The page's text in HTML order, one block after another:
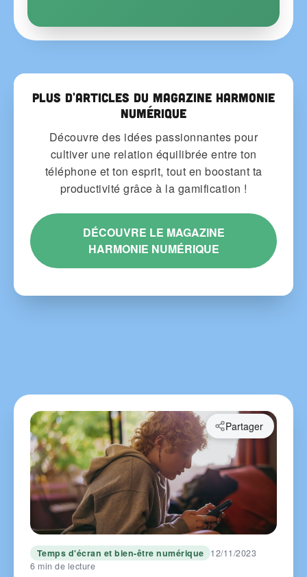
Plus d'articles du Magazine Harmonie
Numérique
Découvre des idées passionnantes pour
cultiver une relation équilibrée entre ton
téléphone et ton esprit, tout en boostant ta
productivité grâce à la gamification !
DÉCOUVRE LE MAGAZINE
HARMONIE NUMÉRIQUE
Temps d'écran et bien-être numérique
12/11/2023
6 min de lecture
Partager